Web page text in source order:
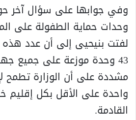
وفي جوابها على سؤال آخر
وحدات حماية الطفولة على
لفتت بنيحيى إلى أن عدد هذه
43 وحدة موزعة على جميع
مشددة على أن الوزارة تطمح
واحدة على الأقل بكل إقليم
القادمة.